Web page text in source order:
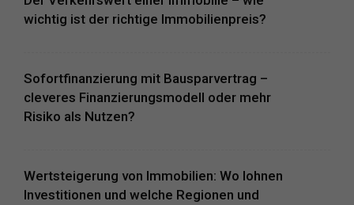
wichtig ist der richtige Immobilienpreis?
Sofortfinanzierung mit Bausparvertrag –
cleveres Finanzierungsmodell oder mehr
Risiko als Nutzen?
Wertsteigerung von Immobilien: Wo lohnen
Investitionen und welche Regionen und